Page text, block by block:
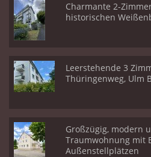
Charmante 2-
historischen
Leerstehende 3
Thüringenweg, Ulm
Großzügig, modern
Traumwohnung mit
Außenstellplätzen